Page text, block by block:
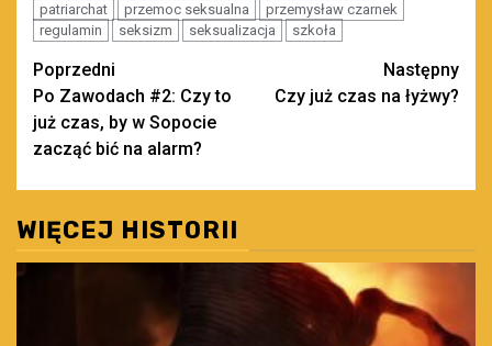
patriarchat
przemoc seksualna
przemysław czarnek
regulamin
seksizm seksualizacja szkoła
Zobacz
wpisy
Poprzedni
Po Zawodach #2: Czy to
już czas, by w Sopocie
zacząć bić na alarm?
Następny
Czy już czas na łyżwy?
WIĘCEJ HISTORII